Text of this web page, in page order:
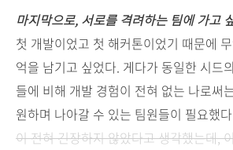
마지막으로, 서로를 격려하는 팀에 가고
첫 개발이었고 첫 해커톤이었기 때문에
억을 남기고 싶었다. 게다가 동일한 시드
들에 비해 개발 경험이 전혀 없는 나로써
원하며 나아갈 수 있는 팀원들이 필요했
이 전혀 긴장하지 않았다고 생각했는데,